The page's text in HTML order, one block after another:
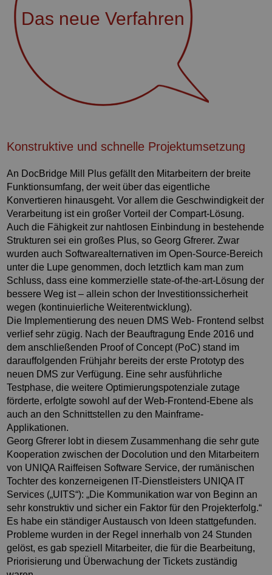
Das neue Verfahren
Konstruktive und schnelle Projektumsetzung
An DocBridge Mill Plus gefällt den Mitarbeitern der breite
Funktionsumfang, der weit über das eigentliche
Konvertieren hinausgeht. Vor allem die Geschwindigkeit der
Verarbeitung ist ein großer Vorteil der Compart-Lösung.
Auch die Fähigkeit zur nahtlosen Einbindung in bestehende
Strukturen sei ein großes Plus, so Georg Gfrerer. Zwar
wurden auch Softwarealternativen im Open-Source-Bereich
unter die Lupe genommen, doch letztlich kam man zum
Schluss, dass eine kommerzielle state-of-the-art-Lösung der
bessere Weg ist – allein schon der Investitionssicherheit
wegen (kontinuierliche Weiterentwicklung).
Die Implementierung des neuen DMS Web- Frontend selbst
verlief sehr zügig. Nach der Beauftragung Ende 2016 und
dem anschließenden Proof of Concept (PoC) stand im
darauffolgenden Frühjahr bereits der erste Prototyp des
neuen DMS zur Verfügung. Eine sehr ausführliche
Testphase, die weitere Optimierungspotenziale zutage
förderte, erfolgte sowohl auf der Web-Frontend-Ebene als
auch an den Schnittstellen zu den Mainframe-
Applikationen.
Georg Gfrerer lobt in diesem Zusammenhang die sehr gute
Kooperation zwischen der Docolution und den Mitarbeitern
von UNIQA Raiffeisen Software Service, der rumänischen
Tochter des konzerneigenen IT-Dienstleisters UNIQA IT
Services („UITS“): „Die Kommunikation war von Beginn an
sehr konstruktiv und sicher ein Faktor für den Projekterfolg.“
Es habe ein ständiger Austausch von Ideen stattgefunden.
Probleme wurden in der Regel innerhalb von 24 Stunden
gelöst, es gab speziell Mitarbeiter, die für die Bearbeitung,
Priorisierung und Überwachung der Tickets zuständig